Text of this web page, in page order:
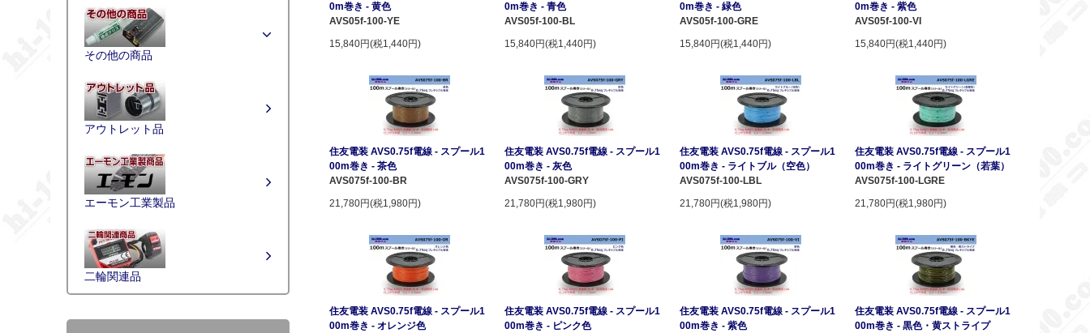
0m巻き - 黄色
AVS05f-100-YE
15,840円(税1,440円)
0m巻き - 青色
AVS05f-100-BL
15,840円(税1,440円)
0m巻き - 緑色
AVS05f-100-GRE
15,840円(税1,440円)
0m巻き - 紫色
AVS05f-100-VI
15,840円(税1,440円)
住友電装 AVS0.75f電線 - スプール1
00m巻き - 茶色
AVS075f-100-BR
21,780円(税1,980円)
住友電装 AVS0.75f電線 - スプール1
00m巻き - 灰色
AVS075f-100-GRY
21,780円(税1,980円)
住友電装 AVS0.75f電線 - スプール1
00m巻き - ライトブル（空色）
AVS075f-100-LBL
21,780円(税1,980円)
住友電装 AVS0.75f電線 - スプール1
00m巻き - ライトグリーン（若葉）
AVS075f-100-LGRE
21,780円(税1,980円)
住友電装 AVS0.75f電線 - スプール1
00m巻き - オレンジ色
住友電装 AVS0.75f電線 - スプール1
00m巻き - ピンク色
住友電装 AVS0.75f電線 - スプール1
00m巻き - 紫色
住友電装 AVS0.75f電線 - スプール1
00m巻き - 黒色・黄ストライプ
その他の商品
アウトレット品
エーモン工業製品
二輪関連品